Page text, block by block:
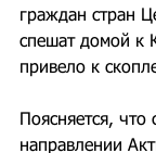
граждан стран
спешат домой к
привело к
Поясняется,
направлении